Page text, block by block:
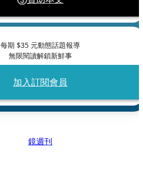
每期 $35 元動態話題報導
無限閱讀解鎖新鮮事
加入訂閱會員
鏡週刊